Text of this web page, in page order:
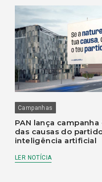
Campanhas
PAN lança
das causas do
inteligência artificial
LER NOTÍCIA